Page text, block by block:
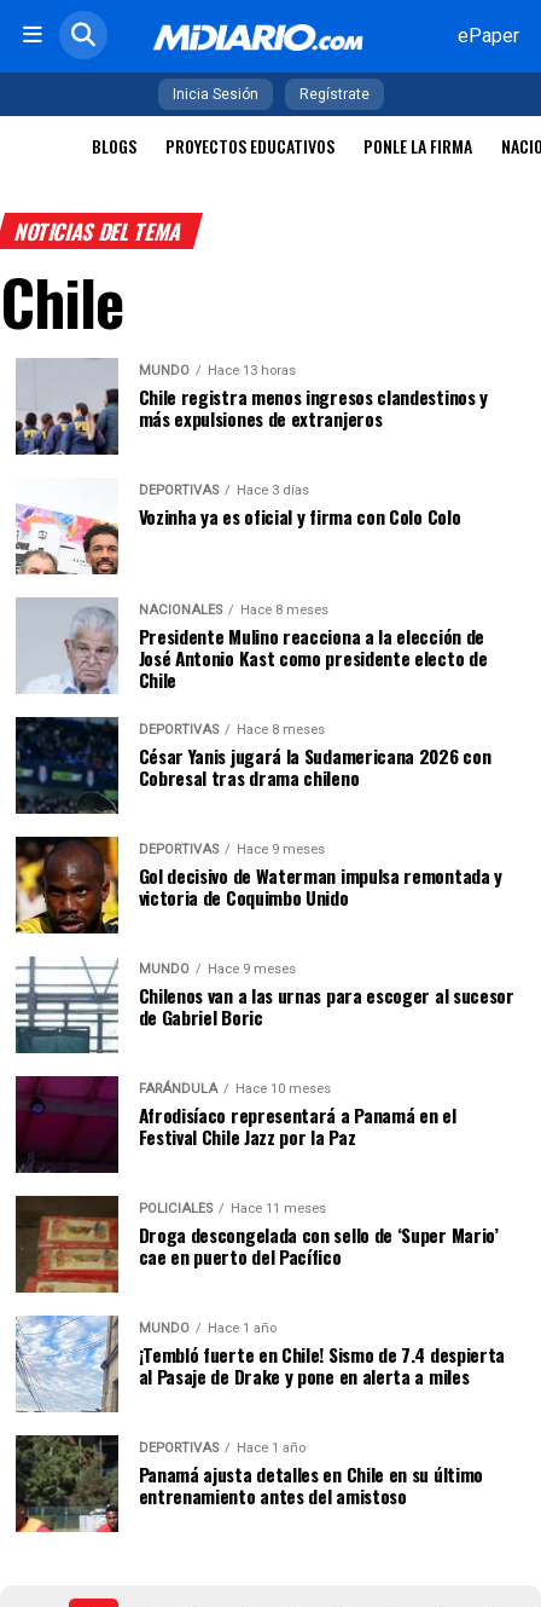
ePaper
Inicia Sesión Regístrate
BLOGS PROYECTOS EDUCATIVOS PONLE LA FIRMA
NOTICIAS DEL TEMA
Chile
MUNDO Hace 13 horas
Chile registra menos ingresos clandestinos y
más expulsiones de extranjeros
DEPORTIVAS Hace 3 días
Vozinha ya es oficial y firma con Colo Colo
NACIONALES Hace 8 meses
Presidente Mulino reacciona a la elección de
José Antonio Kast como presidente electo de
Chile
DEPORTIVAS Hace 8 meses
César Yanis jugará la Sudamericana 2026 con
Cobresal tras drama chileno
DEPORTIVAS Hace 9 meses
Gol decisivo de Waterman impulsa remontada y
victoria de Coquimbo Unido
MUNDO Hace 9 meses
Chilenos van a las urnas para escoger al sucesor
de Gabriel Boric
FARÁNDULA Hace 10 meses
Afrodisíaco representará a Panamá en el
Festival Chile Jazz por la Paz
POLICIALES Hace 11 meses
Droga descongelada con sello de ‘Super Mario’
cae en puerto del Pacífico
MUNDO Hace 1 año
¡Tembló fuerte en Chile! Sismo de 7.4 despierta
al Pasaje de Drake y pone en alerta a miles
DEPORTIVAS Hace 1 año
Panamá ajusta detalles en Chile en su último
entrenamiento antes del amistoso